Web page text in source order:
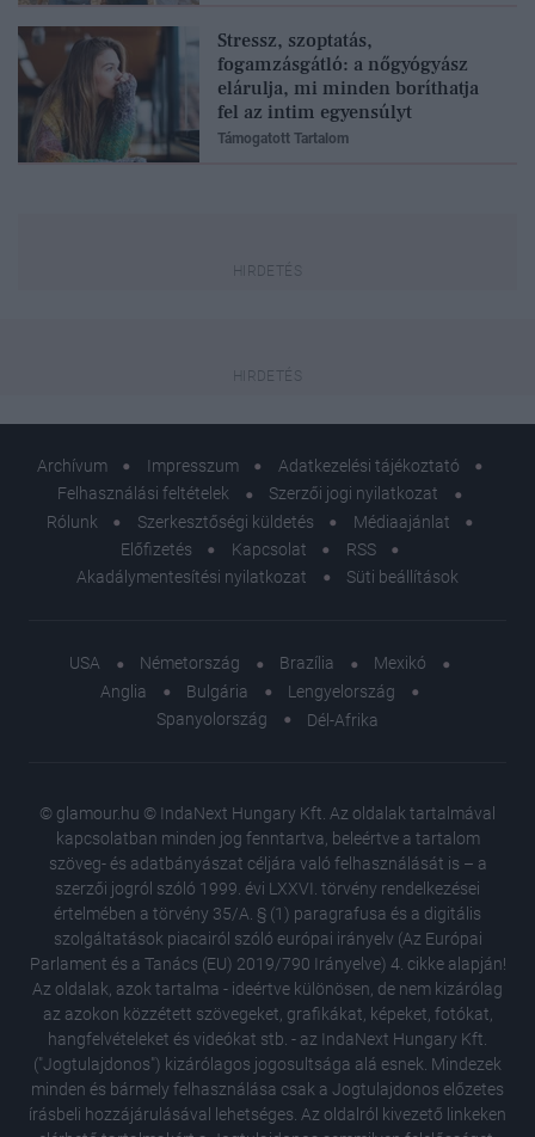
Stressz, szoptatás,
fogamzásgátló: a nőgyógyász
elárulja, mi minden boríthatja
fel az intim egyensúlyt
Támogatott Tartalom
Archívum Impresszum
Adatkezelési tájékoztató
Felhasználási feltételek
Szerzői jogi nyilatkozat
Rólunk
Szerkesztőségi küldetés
Médiaajánlat
Előfizetés
Kapcsolat
RSS
Akadálymentesítési nyilatkozat
Süti beállítások
USA Németország Brazília
Mexikó
Anglia
Bulgária
Lengyelország
Spanyolország
Dél-Afrika
© glamour.hu © IndaNext Hungary Kft. Az oldalak tartalmával
kapcsolatban minden jog fenntartva, beleértve a tartalom
szöveg- és adatbányászat céljára való felhasználását is – a
szerzői jogról szóló 1999. évi LXXVI. törvény rendelkezései
értelmében a törvény 35/A. § (1) paragrafusa és a digitális
szolgáltatások piacairól szóló európai irányelv (Az Európai
Parlament és a Tanács (EU) 2019/790 Irányelve) 4. cikke alapján!
Az oldalak, azok tartalma - ideértve különösen, de nem kizárólag
az azokon közzétett szövegeket, grafikákat, képeket, fotókat,
hangfelvételeket és videókat stb. - az IndaNext Hungary Kft.
("Jogtulajdonos") kizárólagos jogosultsága alá esnek. Mindezek
minden és bármely felhasználása csak a Jogtulajdonos előzetes
írásbeli hozzájárulásával lehetséges. Az oldalról kivezető linkeken